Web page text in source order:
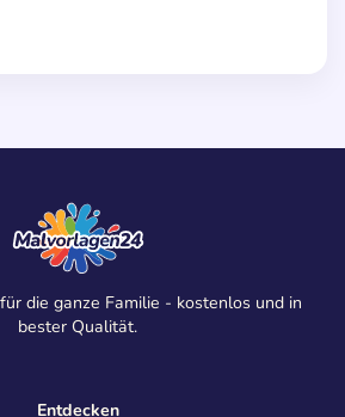
die ganze Familie - kostenlos und in
bester Qualität.
Entdecken